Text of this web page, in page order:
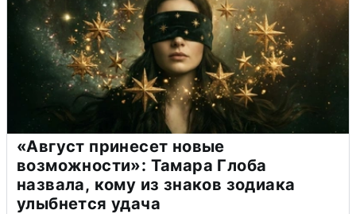
«Август принесет новые
возможности»: Тамара Глоба
назвала, кому из знаков зодиака
улыбнется удача